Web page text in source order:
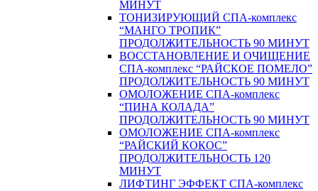
МИНУТ
ТОНИЗИРУЮЩИЙ СПА-комплекс
“МАНГО ТРОПИК”
ПРОДОЛЖИТЕЛЬНОСТЬ 90 МИНУТ
ВОССТАНОВЛЕНИЕ И ОЧИЩЕНИЕ
СПА-комплекс “РАЙСКОЕ ПОМЕЛО”
ПРОДОЛЖИТЕЛЬНОСТЬ 90 МИНУТ
ОМОЛОЖЕНИЕ СПА-комплекс
“ПИНА КОЛАДА”
ПРОДОЛЖИТЕЛЬНОСТЬ 90 МИНУТ
ОМОЛОЖЕНИЕ СПА-комплекс
“РАЙСКИЙ КОКОС”
ПРОДОЛЖИТЕЛЬНОСТЬ 120
МИНУТ
ЛИФТИНГ ЭФФЕКТ СПА-комплекс